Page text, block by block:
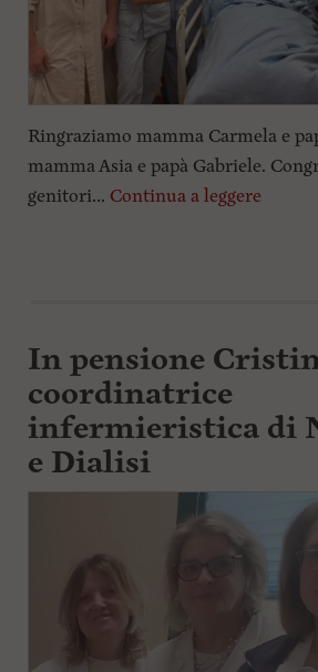
Ringraziamo mamma Carmela e
mamma Asia e papà Gabriele.
genitori... Continua a leggere
In pensione
coordinatrice
infermieristica di
e Dialisi